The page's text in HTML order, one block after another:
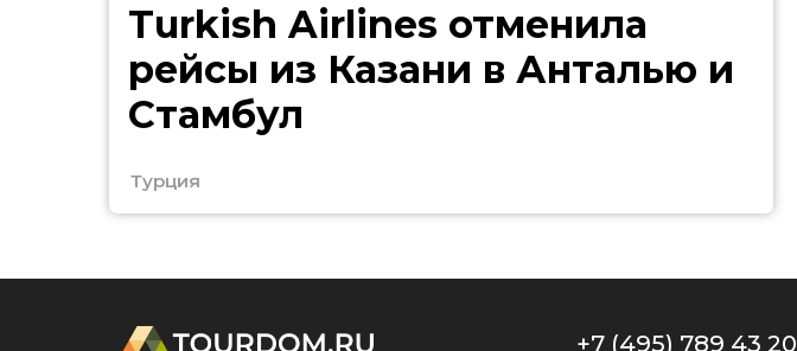
Turkish Airlines отменила
рейсы из Казани в Анталью и
Стамбул
Турция
+7 (495) 789 43 20